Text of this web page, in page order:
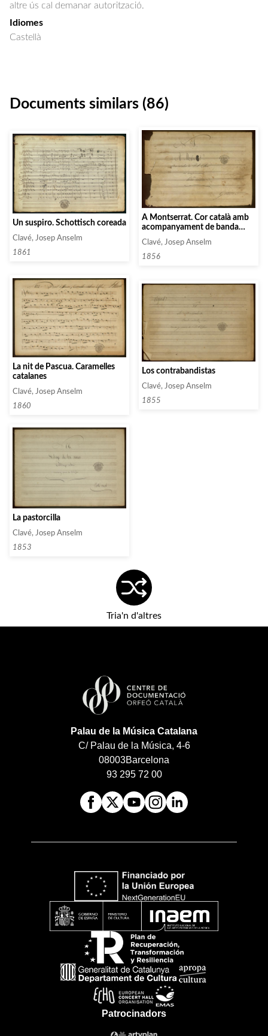
altre ús cal demanar autorització.
Idiomes
Castellà
Documents similars (86)
Un suspiro. Schottisch coreada
Clavé, Josep Anselm
1861
A Montserrat. Cor català amb
acompanyament de banda
Clavé, Josep Anselm
1856
La nit de Pascua. Caramelles
catalanes
Clavé, Josep Anselm
1860
Los contrabandistas
Clavé, Josep Anselm
1855
La pastorcilla
Clavé, Josep Anselm
1853
Tria'n d'altres
Palau de la Música Catalana
C/ Palau de la Música, 4-6
08003Barcelona
93 295 72 00
Patrocinadors